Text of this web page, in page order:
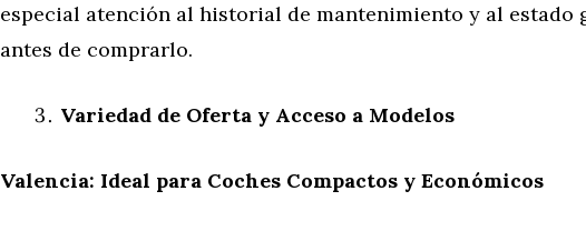
especial atención al historial de mantenimiento y al estado
antes de comprarlo.
Variedad de Oferta y Acceso a Modelos
Valencia: Ideal para Coches Compactos y Económicos